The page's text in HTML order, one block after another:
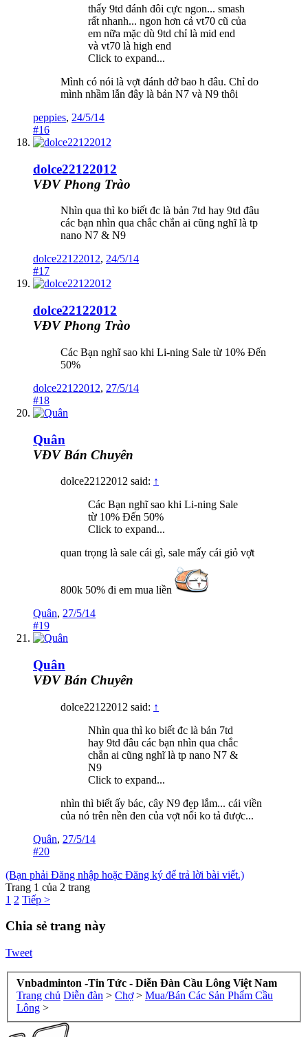
thấy 9td đánh đôi cực ngon... smash
rất nhanh... ngon hơn cả vt70 cũ của
em nữa mặc dù 9td chỉ là mid end
và vt70 là high end
Click to expand...
Mình có nói là vợt đánh dở bao h đâu. Chỉ do
mình nhầm lẫn đây là bản N7 và N9 thôi
peppies, 24/5/14
#16
dolce22122012
VĐV Phong Trào
Nhìn qua thì ko biết đc là bản 7td hay 9td đâu
các bạn nhìn qua chắc chắn ai cũng nghĩ là tp
nano N7 & N9
dolce22122012, 24/5/14
#17
dolce22122012
VĐV Phong Trào
Các Bạn nghĩ sao khi Li-ning Sale từ 10% Đến
50%
dolce22122012, 27/5/14
#18
Quân
VĐV Bán Chuyên
dolce22122012 said: ↑
Các Bạn nghĩ sao khi Li-ning Sale
từ 10% Đến 50%
Click to expand...
quan trọng là sale cái gì, sale mấy cái giỏ vợt
800k 50% đi em mua liền
Quân, 27/5/14
#19
Quân
VĐV Bán Chuyên
dolce22122012 said: ↑
Nhìn qua thì ko biết đc là bản 7td
hay 9td đâu các bạn nhìn qua chắc
chắn ai cũng nghĩ là tp nano N7 &
N9
Click to expand...
nhìn thì biết ấy bác, cây N9 đẹp lắm... cái viền
của nó trên nền đen của vợt nổi ko tả được...
Quân, 27/5/14
#20
(Bạn phải Đăng nhập hoặc Đăng ký để trả lời bài viết.)
Trang 1 của 2 trang
1 2 Tiếp >
Chia sẻ trang này
Tweet
Vnbadminton -Tin Tức - Diễn Đàn Cầu Lông Việt Nam
Trang chủ Diễn đàn > Chợ > Mua/Bán Các Sản Phẩm Cầu
Lông >